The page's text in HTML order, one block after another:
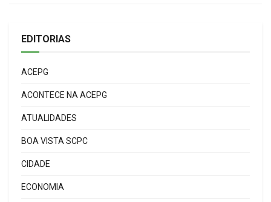
EDITORIAS
ACEPG
ACONTECE NA ACEPG
ATUALIDADES
BOA VISTA SCPC
CIDADE
ECONOMIA